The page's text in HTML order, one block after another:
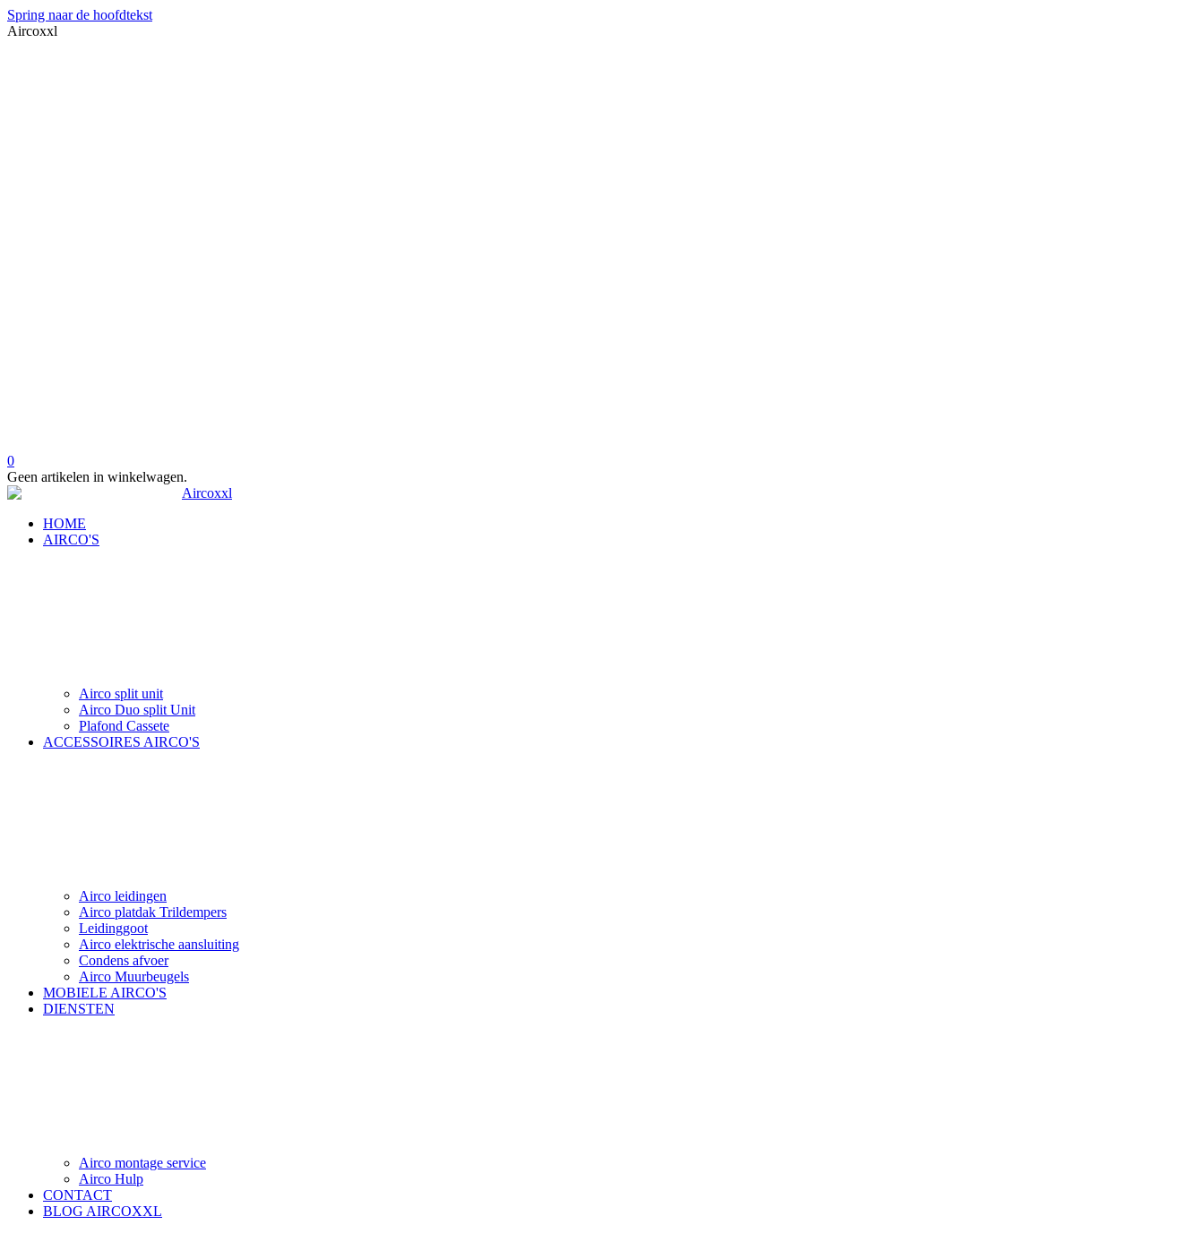
Spring naar de hoofdtekst
Aircoxxl
0
Geen artikelen in winkelwagen.
HOME
AIRCO'S
Airco split unit
Airco Duo split Unit
Plafond Cassete
ACCESSOIRES AIRCO'S
Airco leidingen
Airco platdak Trildempers
Leidinggoot
Airco elektrische aansluiting
Condens afvoer
Airco Muurbeugels
MOBIELE AIRCO'S
DIENSTEN
Airco montage service
Airco Hulp
CONTACT
BLOG AIRCOXXL